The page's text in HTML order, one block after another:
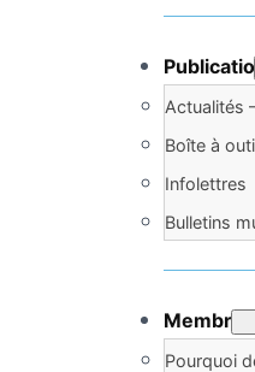
Actualités
Boîte à
Infolettres
Bulletins
Membres
Pourquoi